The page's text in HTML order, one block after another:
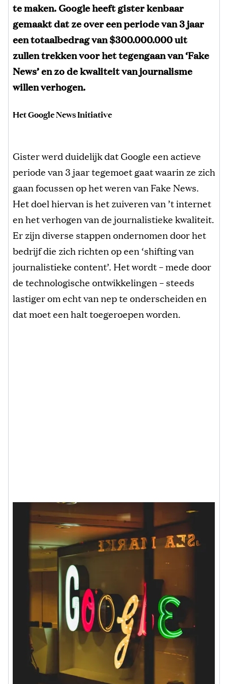
te maken. Google heeft gister kenbaar
gemaakt dat ze over een periode van 3 jaar
een totaalbedrag van $300.000.000 uit
zullen trekken voor het tegengaan van ‘Fake
News’ en zo de kwaliteit van journalisme
willen verhogen.
Het Google News Initiative
Gister werd duidelijk dat Google een actieve
periode van 3 jaar tegemoet gaat waarin ze zich
gaan focussen op het weren van Fake News.
Het doel hiervan is het zuiveren van ’t internet
en het verhogen van de journalistieke kwaliteit.
Er zijn diverse stappen ondernomen door het
bedrijf die zich richten op een ‘shifting van
journalistieke content’. Het wordt – mede door
de technologische ontwikkelingen – steeds
lastiger om echt van nep te onderscheiden en
dat moet een halt toegeroepen worden.